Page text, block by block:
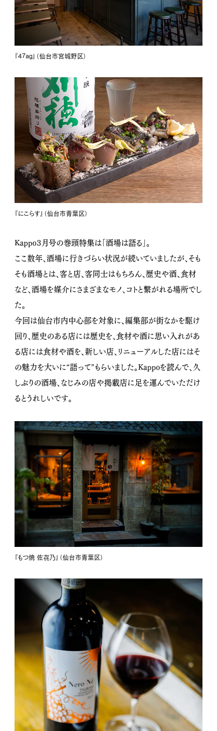
『47ag』（仙台市宮城野区）
『にこらす』（仙台市青葉区）
Kappo３月号の巻頭特集は「酒場は語る」。
ここ数年、酒場に行きづらい状況が続いていましたが、そも
そも酒場とは、客と店、客同士はもちろん、歴史や酒、食材
など、酒場を媒介にさまざまなモノ、コトと繋がれる場所でし
た。
今回は仙台市内中心部を対象に、編集部が街なかを駆け
回り、歴史のある店には歴史を、食材や酒に思い入れがあ
る店には食材や酒を、新しい店、リニューアルした店にはそ
の魅力を大いに“語って”もらいました。Kappoを読んで、久
しぶりの酒場、なじみの店や掲載店に足を運んでいただけ
るとうれしいです。
『もつ焼 佐㐂乃』（仙台市青葉区）